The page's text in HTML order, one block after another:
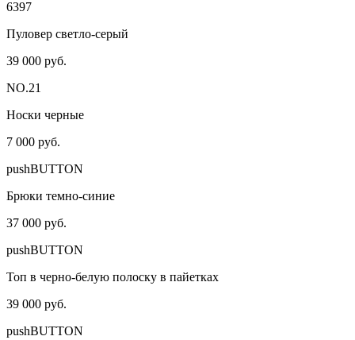
6397
Пуловер светло-серый
39 000 руб.
NO.21
Носки черные
7 000 руб.
pushBUTTON
Брюки темно-синие
37 000 руб.
pushBUTTON
Топ в черно-белую полоску в пайетках
39 000 руб.
pushBUTTON